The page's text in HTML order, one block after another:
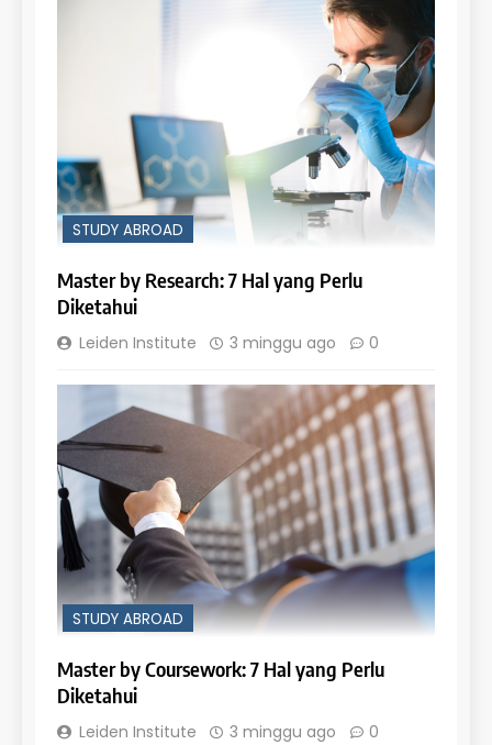
STUDY ABROAD
Master by Research: 7 Hal yang Perlu
Diketahui
Leiden Institute 3 minggu ago 0
STUDY ABROAD
Master by Coursework: 7 Hal yang Perlu
Diketahui
Leiden Institute 3 minggu ago 0